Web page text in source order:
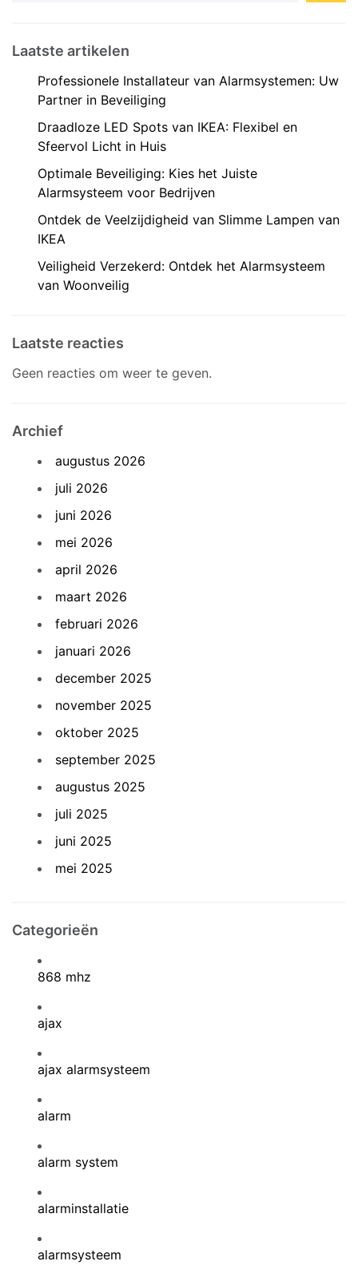
Laatste artikelen
Professionele Installateur van Alarmsystemen: Uw
Partner in Beveiliging
Draadloze LED Spots van IKEA: Flexibel en
Sfeervol Licht in Huis
Optimale Beveiliging: Kies het Juiste
Alarmsysteem voor Bedrijven
Ontdek de Veelzijdigheid van Slimme Lampen van
IKEA
Veiligheid Verzekerd: Ontdek het Alarmsysteem
van Woonveilig
Laatste reacties
Geen reacties om weer te geven.
Archief
augustus 2026
juli 2026
juni 2026
mei 2026
april 2026
maart 2026
februari 2026
januari 2026
december 2025
november 2025
oktober 2025
september 2025
augustus 2025
juli 2025
juni 2025
mei 2025
Categorieën
868 mhz
ajax
ajax alarmsysteem
alarm
alarm system
alarminstallatie
alarmsysteem